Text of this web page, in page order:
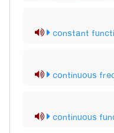
constant
continuous
continuous